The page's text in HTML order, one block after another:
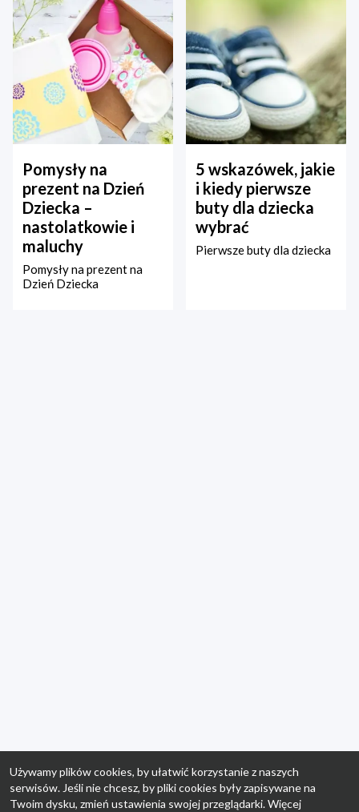
Pomysły na
prezent na Dzień
Dziecka –
nastolatkowie i
maluchy
Pomysły na prezent na
Dzień Dziecka
5 wskazówek, jakie
i kiedy pierwsze
buty dla dziecka
wybrać
Pierwsze buty dla dziecka
Używamy plików cookies, by ułatwić korzystanie z naszych
serwisów. Jeśli nie chcesz, by pliki cookies były zapisywane na
Twoim dysku, zmień ustawienia swojej przeglądarki. Więcej